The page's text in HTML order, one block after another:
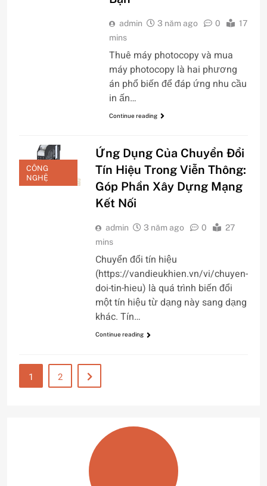
admin 3 năm ago 0
17
mins
Thuê máy photocopy và mua
máy photocopy là hai phương
án phổ biến để đáp ứng nhu cầu
in ấn…
Continue reading
CÔNG
NGHỆ
Ứng Dụng Của Chuyển Đổi
Tín Hiệu Trong Viễn Thông:
Góp Phần Xây Dựng Mạng
Kết Nối
admin 3 năm ago 0
27
mins
Chuyển đổi tín hiệu
(https://vandieukhien.vn/vi/chuyen-
doi-tin-hieu) là quá trình biến đổi
một tín hiệu từ dạng này sang dạng
khác. Tín…
Continue reading
1 2